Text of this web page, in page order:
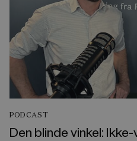
PODCAST
Den blinde vinkel: